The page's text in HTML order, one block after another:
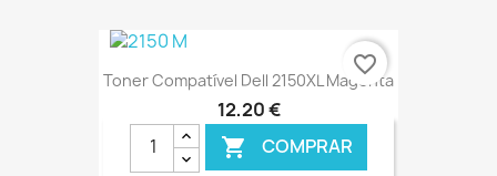
€ ONLINE
Toner Compatível Dell 2150XL Magenta
12,20 €
 COMPRAR
favorite_border